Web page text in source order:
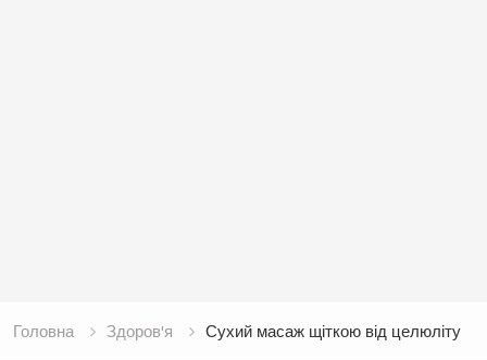
Головна Здоров'я Сухий масаж щіткою від целюліту